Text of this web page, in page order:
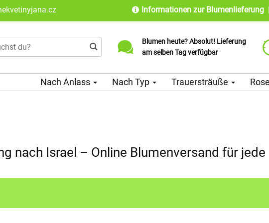
Informationen zur Blumenlieferung |
Blumen heute? Absolut! Lieferung
am selben Tag verfügbar
Lieferung in über 100 Länder
weltweit seit 2010
Nach Anlass Nach Typ Trauersträuße
nach Israel – Online Blumenversand für